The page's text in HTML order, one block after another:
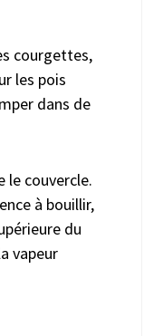
courgettes,
les pois
dans de
le couvercle.
à bouillir,
du
vapeur